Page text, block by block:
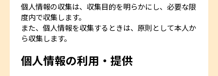
個人情報の収集は、収集目的を明らかにし、必要な限
度内で収集します。
また、個人情報を収集するときは、原則として本人か
ら収集します。
個人情報の利用・提供